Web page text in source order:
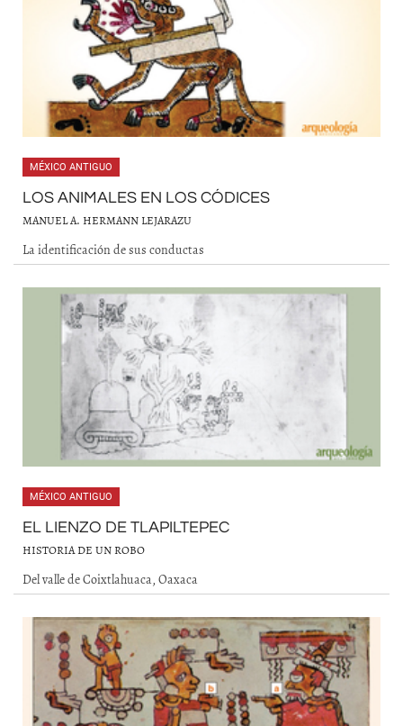
MÉXICO ANTIGUO
LOS ANIMALES EN LOS CÓDICES
MANUEL A. HERMANN LEJARAZU
La identificación de sus conductas
MÉXICO ANTIGUO
EL LIENZO DE TLAPILTEPEC
HISTORIA DE UN ROBO
Del valle de Coixtlahuaca, Oaxaca